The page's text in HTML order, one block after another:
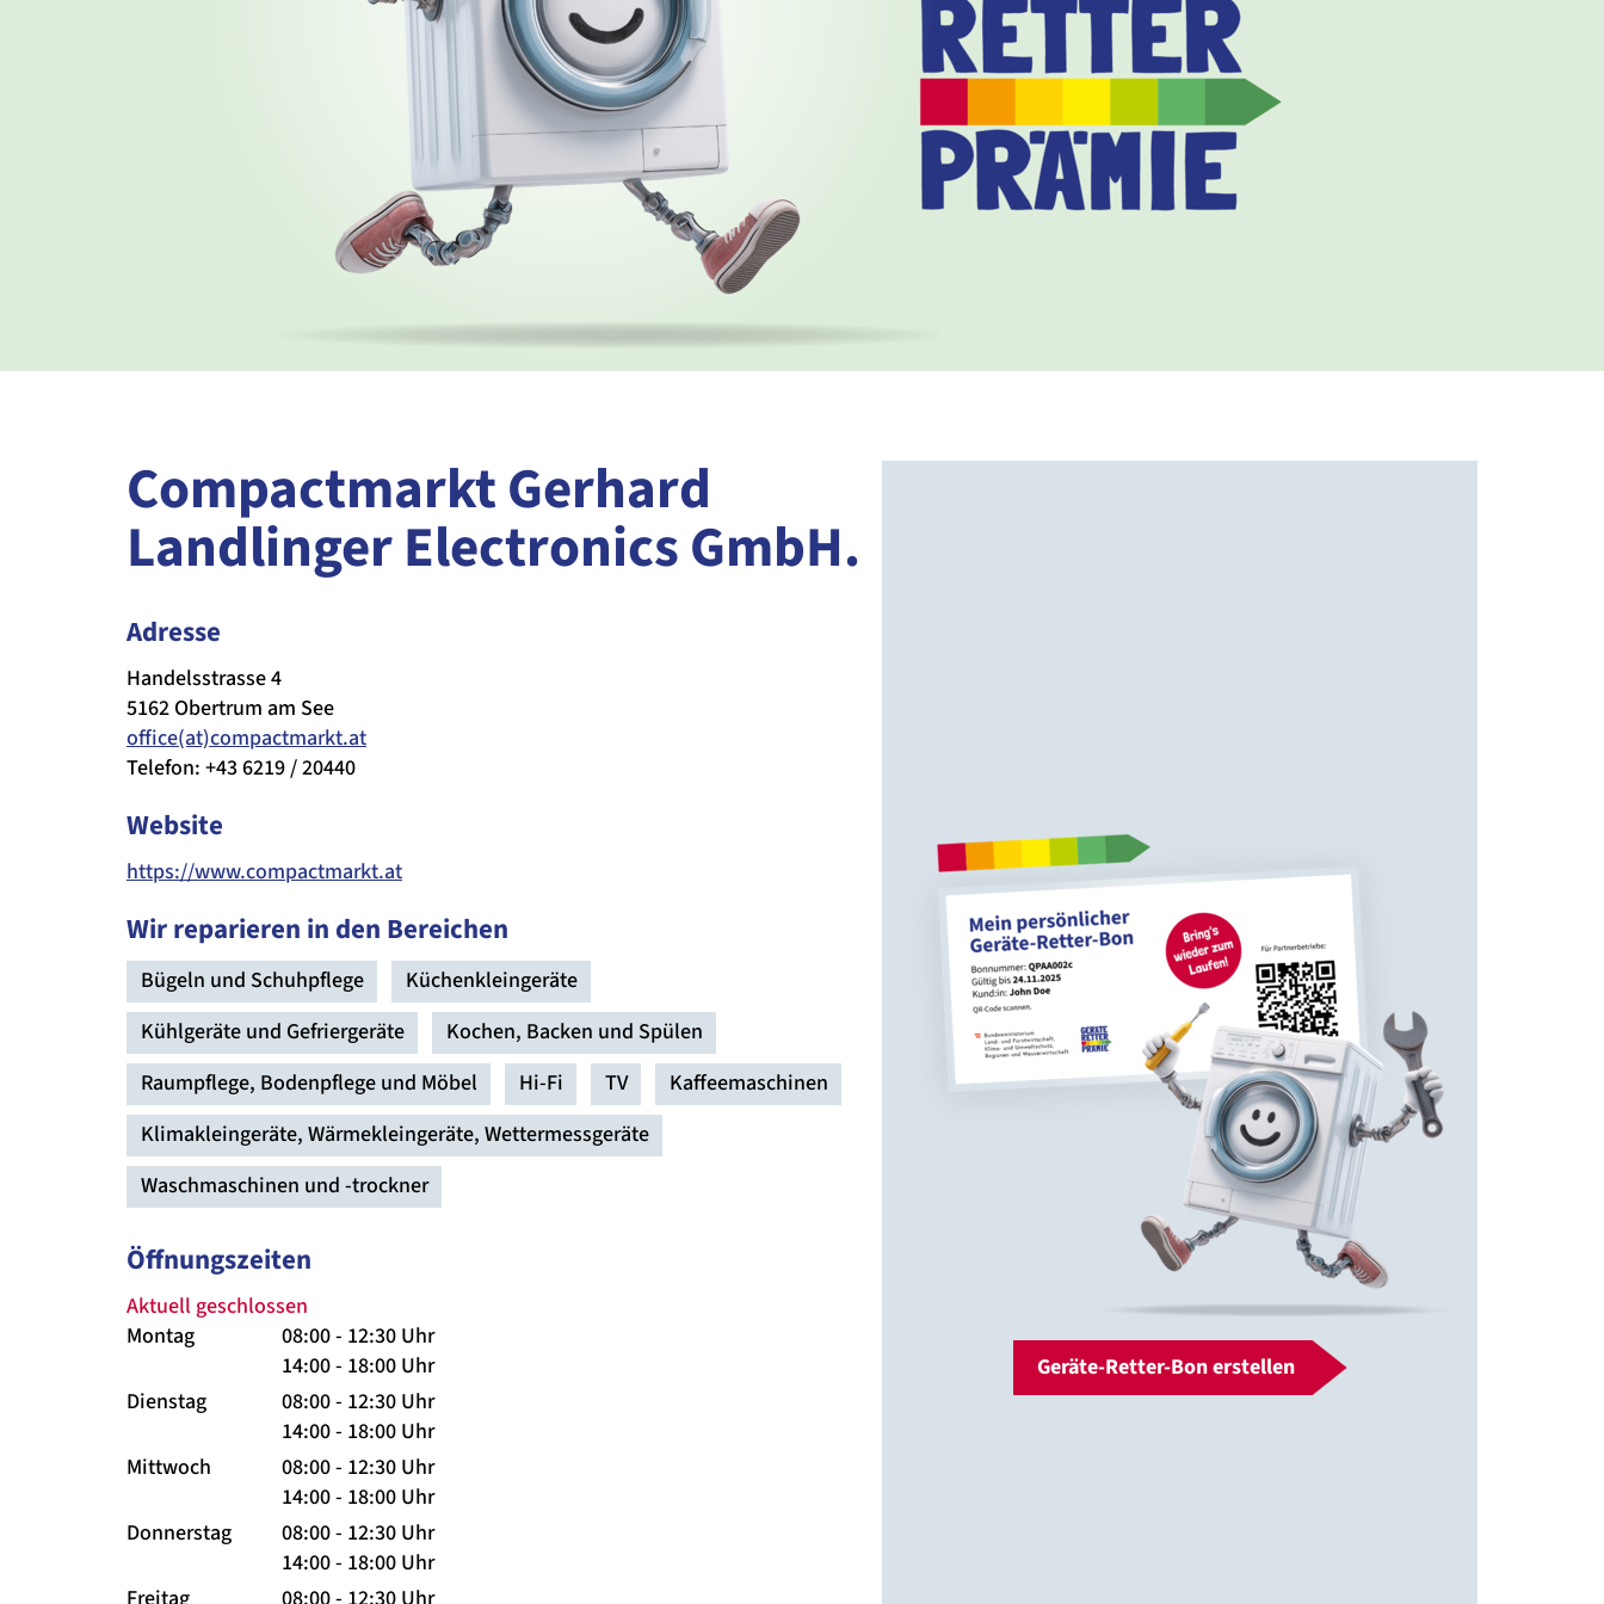
Compactmarkt Gerhard
Landlinger Electronics GmbH.
Adresse
Handelsstrasse 4
5162 Obertrum am See
office(at)compactmarkt.at
Telefon: +43 6219 / 20440
Website
https://www.compactmarkt.at
Wir reparieren in den Bereichen
Bügeln und Schuhpflege
Küchenkleingeräte
Kühlgeräte und Gefriergeräte
Kochen, Backen und Spülen
Raumpflege, Bodenpflege und Möbel
Hi-Fi TV
Kaffeemaschinen
Klimakleingeräte, Wärmekleingeräte, Wettermessgeräte
Waschmaschinen und -trockner
Öffnungszeiten
Aktuell geschlossen
Montag
08:00 - 12:30 Uhr
14:00 - 18:00 Uhr
Dienstag
08:00 - 12:30 Uhr
14:00 - 18:00 Uhr
Mittwoch
08:00 - 12:30 Uhr
14:00 - 18:00 Uhr
Donnerstag
08:00 - 12:30 Uhr
14:00 - 18:00 Uhr
Geräte-Retter-Bon erstellen